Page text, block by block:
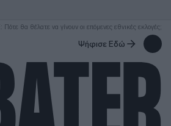
Πότε θα θέλατε να γίνουν οι επόμενες εθνικές εκλογές;
Ψήφισε Εδώ